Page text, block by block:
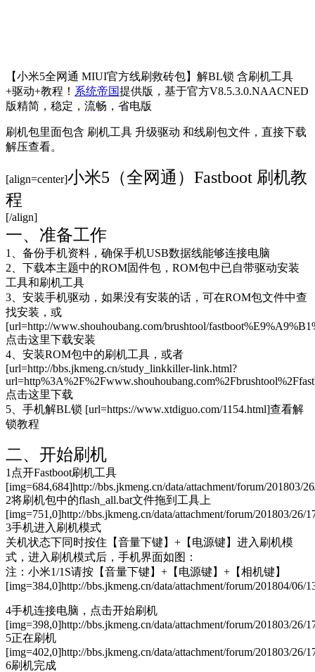
【小米5全网通 MIUI官方线刷救砖包】解BL锁 含刷机工具
+驱动+教程！ 系统帝国提供版，基于官方V8.5.3.0.NAACNED
版精简，稳定，流畅，省电版
刷机包里面包含 刷机工具 升级驱动 和线刷包文件，直接下载
解压查看。
[align=center]小米5（全网通）Fastboot 刷机教
程
[/align]
一、准备工作
1、备份手机资料，确保手机USB数据线能够连接电脑
2、下载本主题中的ROM固件包，ROM包中已自带驱动安装
工具和刷机工具
3、安装手机驱动，如果没有安装的话，可在ROM包文件中查
找安装，或
[url=http://www.shouhoubang.com/brushtool/
点击这里下载安装
4、安装ROM包中的刷机工具，或者
[url=http://bbs.jkmeng.cn/study_linkkiller-link.html?
点击这里下载
5、手机解BL锁 [url=https://www.xtdiguo.com/1154.html]查看解
锁教程
二、开始刷机
1点开Fastboot刷机工具
[img=684,684]http://bbs.jkmeng.cn/data/attachment/forum/201803/
2将刷机包中的flash_all.bat文件拖到工具上
[img=751,0]http://bbs.jkmeng.cn/data/attachment/forum/201803/
3手机进入刷机模式
关机状态下同时按住【音量下键】+【电源键】进入刷机模
式，进入刷机模式后，手机界面如图：
注：小米1/1S请按【音量下键】+【电源键】+【相机键】
[img=384,0]http://bbs.jkmeng.cn/data/attachment/forum/201804/06/
4手机连接电脑，点击开始刷机
[img=398,0]http://bbs.jkmeng.cn/data/attachment/forum/201803/
5正在刷机
[img=402,0]http://bbs.jkmeng.cn/data/attachment/forum/201803/26/
6刷机完成